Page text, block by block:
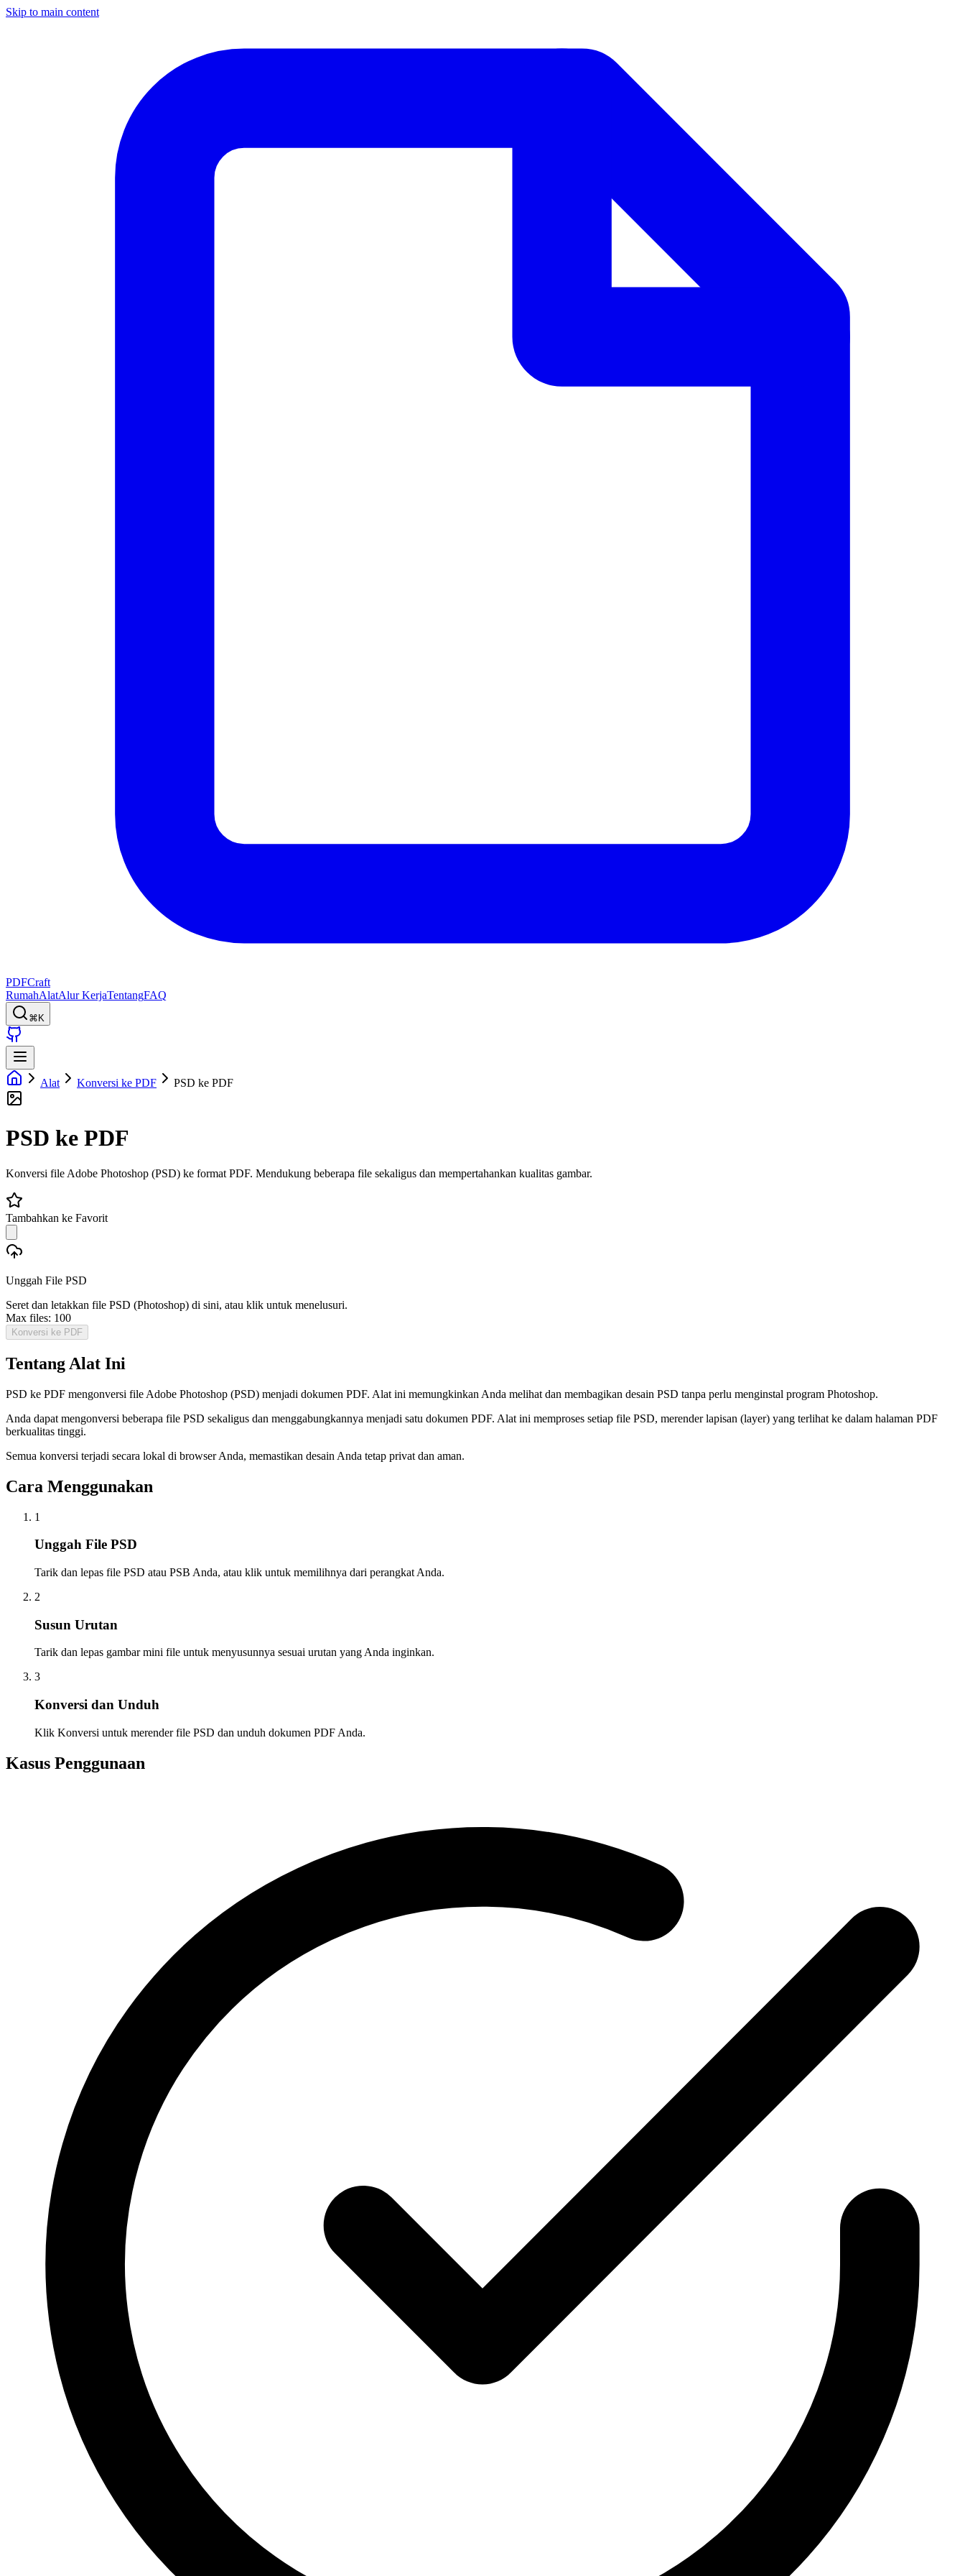
Skip to main content
PDFCraft
RumahAlatAlur KerjaTentangFAQ
⌘K
Alat Konversi ke PDF PSD ke PDF
PSD ke PDF
Konversi file Adobe Photoshop (PSD) ke format PDF. Mendukung beberapa file sekaligus dan mempertahankan kualitas gambar.
Tambahkan ke Favorit
Unggah File PSD
Seret dan letakkan file PSD (Photoshop) di sini, atau klik untuk menelusuri.
Max files: 100
Konversi ke PDF
Tentang Alat Ini
PSD ke PDF mengonversi file Adobe Photoshop (PSD) menjadi dokumen PDF. Alat ini memungkinkan Anda melihat dan membagikan desain PSD tanpa perlu menginstal program Photoshop.
Anda dapat mengonversi beberapa file PSD sekaligus dan menggabungkannya menjadi satu dokumen PDF. Alat ini memproses setiap file PSD, merender lapisan (layer) yang terlihat ke dalam halaman PDF
berkualitas tinggi.
Semua konversi terjadi secara lokal di browser Anda, memastikan desain Anda tetap privat dan aman.
Cara Menggunakan
1
Unggah File PSD
Tarik dan lepas file PSD atau PSB Anda, atau klik untuk memilihnya dari perangkat Anda.
2
Susun Urutan
Tarik dan lepas gambar mini file untuk menyusunnya sesuai urutan yang Anda inginkan.
3
Konversi dan Unduh
Klik Konversi untuk merender file PSD dan unduh dokumen PDF Anda.
Kasus Penggunaan